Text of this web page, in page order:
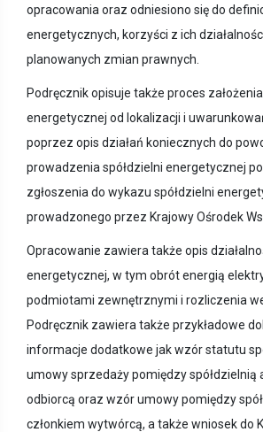
opracowania oraz odniesiono się do
energetycznych, korzyści z ich
planowanych zmian prawnych.
Podręcznik opisuje także proces
energetycznej od lokalizacji i
poprzez opis działań koniecznych do
prowadzenia spółdzielni energetycznej
zgłoszenia do wykazu spółdzielni
prowadzonego przez Krajowy Ośrodek
Opracowanie zawiera także opis
energetycznej, w tym obrót energią
podmiotami zewnętrznymi i rozliczenia
Podręcznik zawiera także przykładowe
informacje dodatkowe jak wzór statutu
umowy sprzedaży pomiędzy spółdzielnią
odbiorcą oraz wzór umowy pomiędzy
członkiem wytwórcą, a także wniosek do